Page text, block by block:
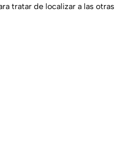
tratar de localizar a las